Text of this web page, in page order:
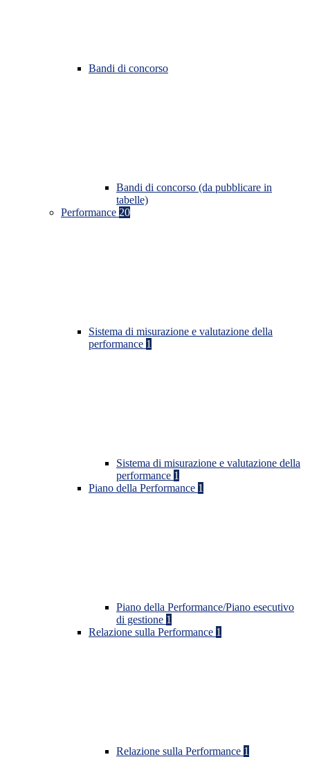
Bandi di concorso
Bandi di concorso (da pubblicare in
tabelle)
Performance 20
Sistema di misurazione e valutazione della
performance 1
Sistema di misurazione e valutazione della
performance 1
Piano della Performance 1
Piano della Performance/Piano esecutivo
di gestione 1
Relazione sulla Performance 1
Relazione sulla Performance 1